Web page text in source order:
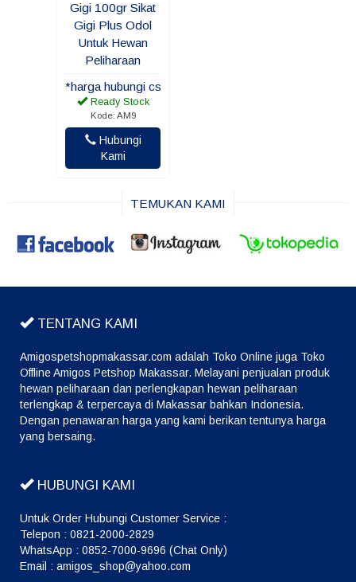
Gigi 100gr Sikat
Gigi Plus Odol
Untuk Hewan
Peliharaan
*harga hubungi cs
Ready Stock
Kode: AM9
Hubungi
Kami
TEMUKAN KAMI
TENTANG KAMI
Amigospetshopmakassar.com adalah Toko Online juga Toko
Offline Amigos Petshop Makassar. Melayani penjualan produk
hewan peliharaan dan perlengkapan hewan peliharaan
terlengkap & terpercaya di Makassar bahkan Indonesia.
Dengan penawaran harga yang kami berikan tentunya harga
yang bersaing.
HUBUNGI KAMI
Untuk Order Hubungi Customer Service :
Telepon : 0821-2000-2829
WhatsApp : 0852-7000-9696 (Chat Only)
Email : amigos_shop@yahoo.com